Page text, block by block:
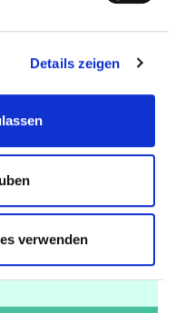
Details zeigen
verwenden
ZAO
ambulantes
OP